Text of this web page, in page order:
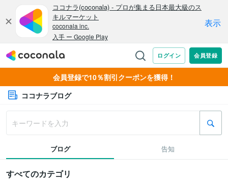
会員登録で10％割引クーポンを獲得！
ココナラブログ
ブログ 告知
すべてのカテゴリ